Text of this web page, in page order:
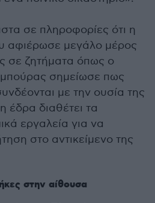
σε πληροφορίες ότι η
αφιέρωσε μεγάλο μέρος
σε ζητήματα όπως ο
σημείωσε πως
με την ουσία της
έδρα διαθέτει τα
εργαλεία για να
στο αντικείμενο της
στην αίθουσα